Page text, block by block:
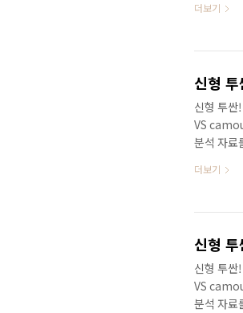
지 않았습
약속대로
더보기
신형 투
VS
분석 자료
리고 있습
나보겠습
더보기
신형 투
VS
분석 자료